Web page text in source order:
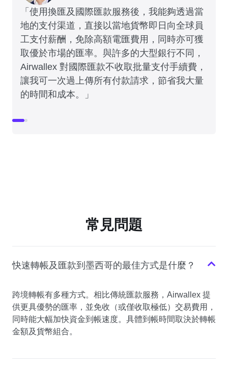
「使用換匯及國際匯款服務後，我能夠透過當
地的支付渠道，直接以當地貨幣即日向全球員
工支付薪酬，免除高額電匯費用，同時亦可獲
取優於市場的匯率。與許多的大型銀行不同，
Airwallex 對國際匯款不收取批量支付手續費，
讓我可一次過上傳所有付款請求，節省我大量
的時間和成本。」
常見問題
快速轉帳及匯款到墨西哥的最佳方式是什麼？
跨境轉帳有多種方式。相比傳統匯款服務，Airwallex 提
供更具優勢的匯率，並免收（或僅收取極低）交易費用，
同時能大幅加快資金到帳速度。具體到帳時間取決於轉帳
金額及貨幣組合。